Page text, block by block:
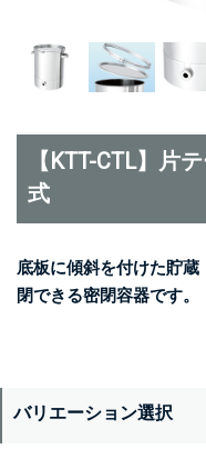
【KTT-CTL】片
式
底板に傾斜を付けた貯
閉できる密閉容器です。
バリエーション選択